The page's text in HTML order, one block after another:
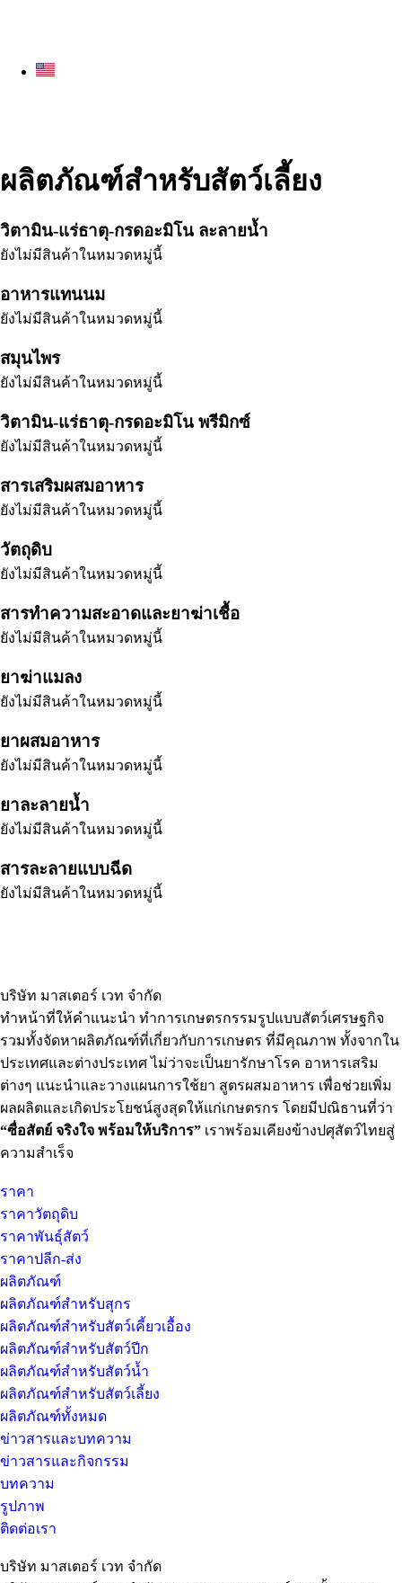
ผลิตภัณฑ์สำหรับสัตว์เลี้ยง
วิตามิน-แร่ธาตุ-กรดอะมิโน ละลายน้ำ
ยังไม่มีสินค้าในหมวดหมู่นี้
อาหารแทนนม
ยังไม่มีสินค้าในหมวดหมู่นี้
สมุนไพร
ยังไม่มีสินค้าในหมวดหมู่นี้
วิตามิน-แร่ธาตุ-กรดอะมิโน พรีมิกซ์
ยังไม่มีสินค้าในหมวดหมู่นี้
สารเสริมผสมอาหาร
ยังไม่มีสินค้าในหมวดหมู่นี้
วัตถุดิบ
ยังไม่มีสินค้าในหมวดหมู่นี้
สารทำความสะอาดและยาฆ่าเชื้อ
ยังไม่มีสินค้าในหมวดหมู่นี้
ยาฆ่าแมลง
ยังไม่มีสินค้าในหมวดหมู่นี้
ยาผสมอาหาร
ยังไม่มีสินค้าในหมวดหมู่นี้
ยาละลายน้ำ
ยังไม่มีสินค้าในหมวดหมู่นี้
สารละลายแบบฉีด
ยังไม่มีสินค้าในหมวดหมู่นี้
บริษัท มาสเตอร์ เวท จำกัด
ทำหน้าที่ให้คำแนะนำ ทำการเกษตรกรรมรูปแบบสัตว์เศรษฐกิจ
รวมทั้งจัดหาผลิตภัณฑ์ที่เกี่ยวกับการเกษตร ที่มีคุณภาพ ทั้งจากใน
ประเทศและต่างประเทศ ไม่ว่าจะเป็นยารักษาโรค อาหารเสริม
ต่างๆ แนะนำและวางแผนการใช้ยา สูตรผสมอาหาร เพื่อช่วยเพิ่ม
ผลผลิตและเกิดประโยชน์สูงสุดให้แก่เกษตรกร โดยมีปณิธานที่ว่า
“ซื่อสัตย์ จริงใจ พร้อมให้บริการ” เราพร้อมเคียงข้างปศุสัตว์ไทยสู่
ความสำเร็จ
ราคา
ราคาวัตถุดิบ
ราคาพันธุ์สัตว์
ราคาปลีก-ส่ง
ผลิตภัณฑ์
ผลิตภัณฑ์สำหรับสุกร
ผลิตภัณฑ์สำหรับสัตว์เคี้ยวเอื้อง
ผลิตภัณฑ์สำหรับสัตว์ปีก
ผลิตภัณฑ์สำหรับสัตว์น้ำ
ผลิตภัณฑ์สำหรับสัตว์เลี้ยง
ผลิตภัณฑ์ทั้งหมด
ข่าวสารและบทความ
ข่าวสารและกิจกรรม
บทความ
รูปภาพ
ติดต่อเรา
บริษัท มาสเตอร์ เวท จำกัด